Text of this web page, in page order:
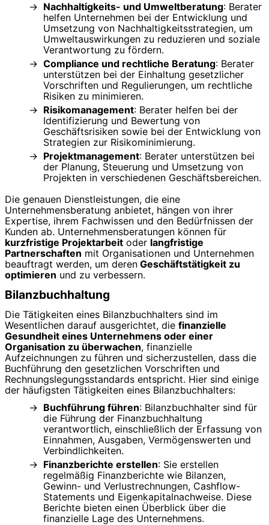
Nachhaltigkeits- und Umweltberatung: Berater
helfen Unternehmen bei der Entwicklung und
Umsetzung von Nachhaltigkeitsstrategien, um
Umweltauswirkungen zu reduzieren und soziale
Verantwortung zu fördern.
Compliance und rechtliche Beratung: Berater
unterstützen bei der Einhaltung gesetzlicher
Vorschriften und Regulierungen, um rechtliche
Risiken zu minimieren.
Risikomanagement: Berater helfen bei der
Identifizierung und Bewertung von
Geschäftsrisiken sowie bei der Entwicklung von
Strategien zur Risikominimierung.
Projektmanagement: Berater unterstützen bei
der Planung, Steuerung und Umsetzung von
Projekten in verschiedenen Geschäftsbereichen.
Die genauen Dienstleistungen, die eine
Unternehmensberatung anbietet, hängen von ihrer
Expertise, ihrem Fachwissen und den Bedürfnissen der
Kunden ab. Unternehmensberatungen können für
kurzfristige Projektarbeit oder langfristige
Partnerschaften mit Organisationen und Unternehmen
beauftragt werden, um deren Geschäftstätigkeit zu
optimieren und zu verbessern.
Bilanzbuchhaltung
Die Tätigkeiten eines Bilanzbuchhalters sind im
Wesentlichen darauf ausgerichtet, die finanzielle
Gesundheit eines Unternehmens oder einer
Organisation zu überwachen, finanzielle
Aufzeichnungen zu führen und sicherzustellen, dass die
Buchführung den gesetzlichen Vorschriften und
Rechnungslegungsstandards entspricht. Hier sind einige
der häufigsten Tätigkeiten eines Bilanzbuchhalters:
Buchführung führen: Bilanzbuchhalter sind für
die Führung der Finanzbuchhaltung
verantwortlich, einschließlich der Erfassung von
Einnahmen, Ausgaben, Vermögenswerten und
Verbindlichkeiten.
Finanzberichte erstellen: Sie erstellen
regelmäßig Finanzberichte wie Bilanzen,
Gewinn- und Verlustrechnungen, Cashflow-
Statements und Eigenkapitalnachweise. Diese
Berichte bieten einen Überblick über die
finanzielle Lage des Unternehmens.